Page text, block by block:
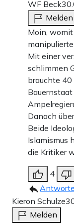
WF Beck
Melden
Moin,
Mit einer
schlimmen
brauchte 40
Danach
Beide
Islamismus
die Kritiker
4
Kieron Schulze
Melden